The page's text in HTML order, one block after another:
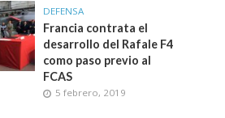
DEFENSA
Francia contrata el
desarrollo del Rafale F4
como paso previo al
FCAS
5 febrero, 2019